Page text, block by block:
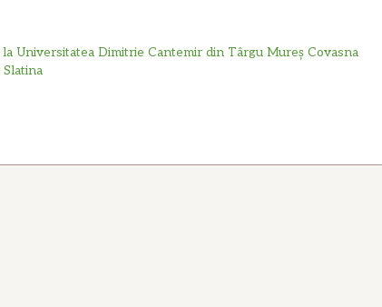
Universitatea Dimitrie Cantemir din Târgu Mureș Covasna